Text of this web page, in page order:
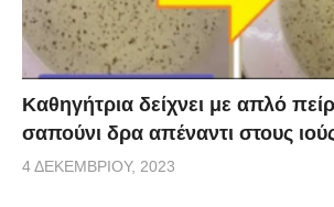
Καθηγήτρια δείχνει με απλό
σαπούνι δρα απέναντι στους
4 ΔΕΚΕΜΒΡΊΟΥ, 2023